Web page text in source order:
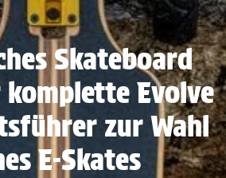
Skateboard
Evolve
zur Wahl
E-Skates